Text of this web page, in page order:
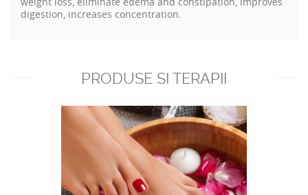
digestion, increases concentration.
PRODUSE SI TERAPII
RECOMANDATE